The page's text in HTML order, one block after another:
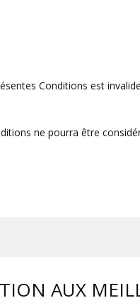
Conditions est
ne pourra être
AUX